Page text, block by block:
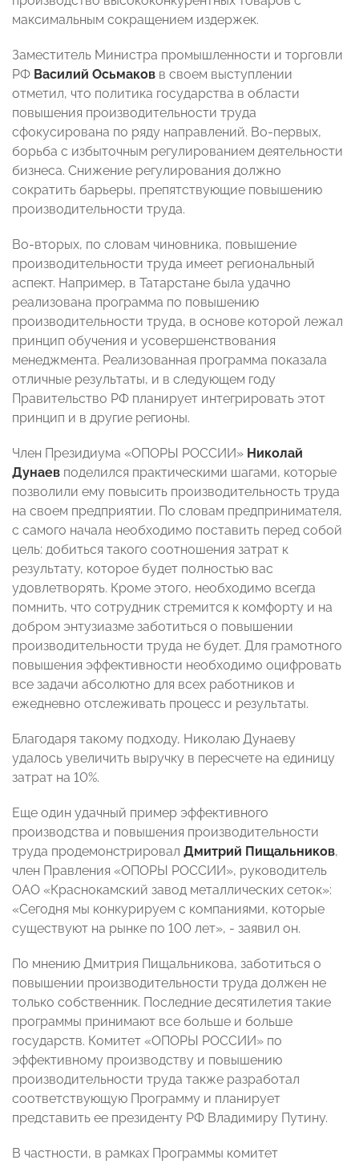
максимальным сокращением издержек.
Заместитель Министра промышленности и торговли
РФ Василий Осьмаков в своем выступлении
отметил, что политика государства в области
повышения производительности труда
сфокусирована по ряду направлений. Во-первых,
борьба с избыточным регулированием деятельности
бизнеса. Снижение регулирования должно
сократить барьеры, препятствующие повышению
производительности труда.
Во-вторых, по словам чиновника, повышение
производительности труда имеет региональный
аспект. Например, в Татарстане была удачно
реализована программа по повышению
производительности труда, в основе которой лежал
принцип обучения и усовершенствования
менеджмента. Реализованная программа показала
отличные результаты, и в следующем году
Правительство РФ планирует интегрировать этот
принцип и в другие регионы.
Член Президиума «ОПОРЫ РОССИИ» Николай
Дунаев поделился практическими шагами, которые
позволили ему повысить производительность труда
на своем предприятии. По словам предпринимателя,
с самого начала необходимо поставить перед собой
цель: добиться такого соотношения затрат к
результату, которое будет полностью вас
удовлетворять. Кроме этого, необходимо всегда
помнить, что сотрудник стремится к комфорту и на
добром энтузиазме заботиться о повышении
производительности труда не будет. Для грамотного
повышения эффективности необходимо оцифровать
все задачи абсолютно для всех работников и
ежедневно отслеживать процесс и результаты.
Благодаря такому подходу, Николаю Дунаеву
удалось увеличить выручку в пересчете на единицу
затрат на 10%.
Еще один удачный пример эффективного
производства и повышения производительности
труда продемонстрировал Дмитрий Пищальников,
член Правления «ОПОРЫ РОССИИ», руководитель
ОАО «Краснокамский завод металлических сеток»:
«Сегодня мы конкурируем с компаниями, которые
существуют на рынке по 100 лет», - заявил он.
По мнению Дмитрия Пищальникова, заботиться о
повышении производительности труда должен не
только собственник. Последние десятилетия такие
программы принимают все больше и больше
государств. Комитет «ОПОРЫ РОССИИ» по
эффективному производству и повышению
производительности труда также разработал
соответствующую Программу и планирует
представить ее президенту РФ Владимиру Путину.
В частности, в рамках Программы комитет